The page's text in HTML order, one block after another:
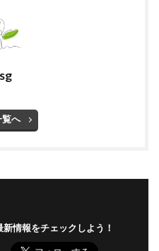
へ
新情報をチェックしよう！